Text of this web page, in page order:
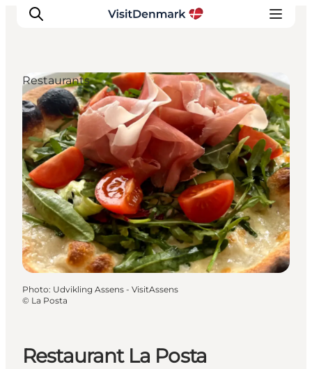
Inspirations
Destinations
Quoi faire
Hébergements
Planifiez votre voyage
Restaurant La Posta
Restaurants
Photo: Udvikling Assens - VisitAssens
© La Posta